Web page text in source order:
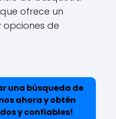
ofrece un
de
una búsqueda de
ahora y obtén
y confiables!